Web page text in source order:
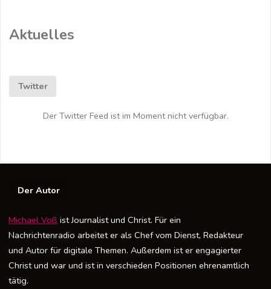
Aktuelles
Twitter
Der Twitter Feed ist im Moment nicht verfügbar.
Der Autor
Michael Voß ist Journalist und Christ. Für ein
Nachrichtenradio arbeitet er als Chef vom Dienst, Redakteur
und Autor für digitale Themen. Außerdem ist er engagierter
Christ und war und ist in verschieden Positionen ehrenamtlich
tätig.